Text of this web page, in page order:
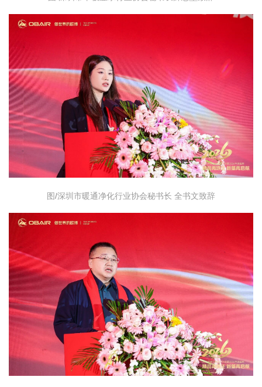
图/深圳市暖通净化行业协会秘书长 全书文致辞